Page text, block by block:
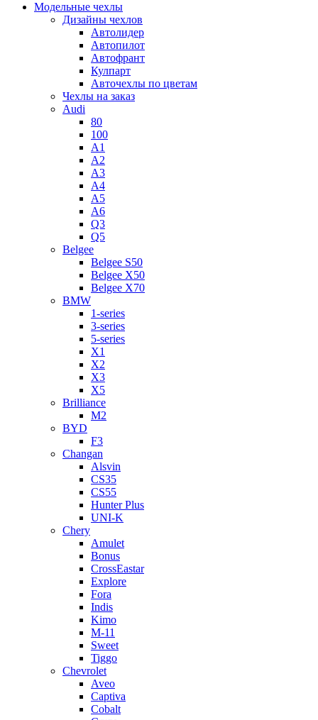
Модельные чехлы
Дизайны чехлов
Автолидер
Автопилот
Автофрант
Кулпарт
Авточехлы по цветам
Чехлы на заказ
Audi
80
100
A1
A2
A3
A4
A5
A6
Q3
Q5
Belgee
Belgee S50
Belgee X50
Belgee X70
BMW
1-series
3-series
5-series
X1
X2
X3
X5
Brilliance
M2
BYD
F3
Changan
Alsvin
CS35
CS55
Hunter Plus
UNI-K
Chery
Amulet
Bonus
CrossEastar
Explore
Fora
Indis
Kimo
M-11
Sweet
Tiggo
Chevrolet
Aveo
Captiva
Cobalt